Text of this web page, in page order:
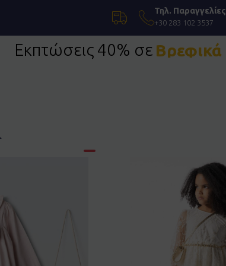
Τηλ. Παραγγελίες
+30 283 102 3537
Εκπτώσεις 40% σε